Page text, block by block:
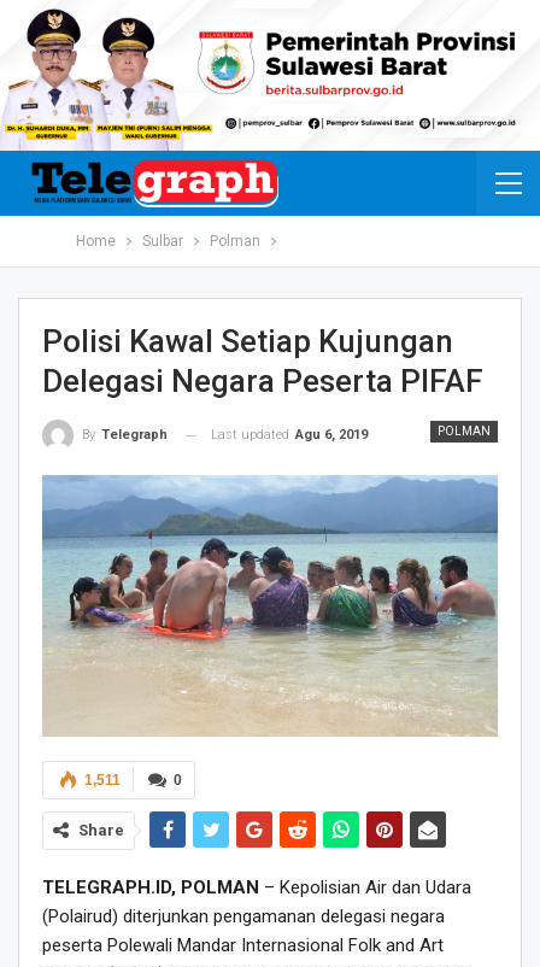
Home Sulbar Polman
Polisi Kawal Setiap Kujungan
Delegasi Negara Peserta PIFAF
POLMAN
By Telegraph Last updated Agu 6, 2019
0
1,511
Share
TELEGRAPH.ID, POLMAN – Kepolisian Air dan Udara
(Polairud) diterjunkan pengamanan delegasi negara
peserta Polewali Mandar Internasional Folk and Art